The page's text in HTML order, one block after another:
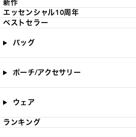
新作
エッセンシャル10周年
ベストセラー
バッグ
ポーチ/アクセサリー
ウェア
ランキング